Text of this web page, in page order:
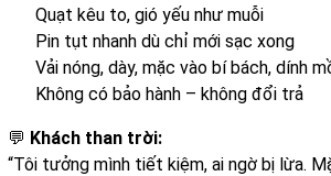
Quạt kêu to, gió yếu như muỗi
Pin tụt nhanh dù chỉ mới sạc xong
Vải nóng, dày, mặc vào bí bách, dính
Không có bảo hành – không đổi trả
💬 Khách than trời:
“Tôi tưởng mình tiết kiệm, ai ngờ bị lừa.